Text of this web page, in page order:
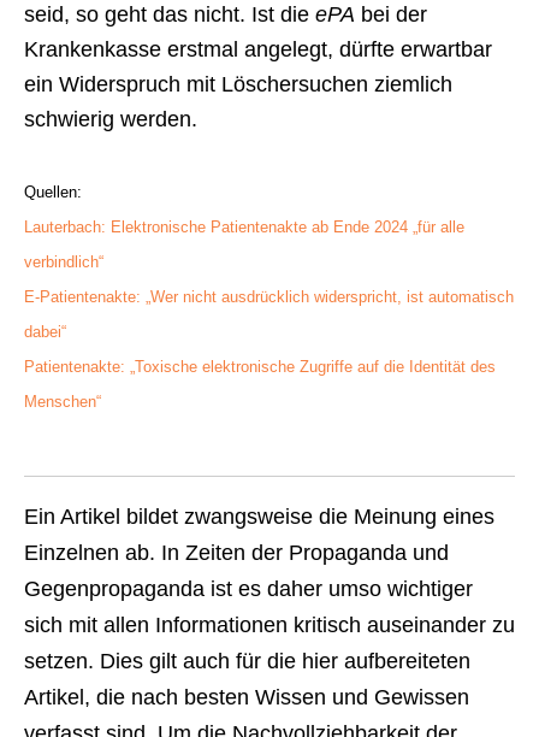
seid, so geht das nicht. Ist die ePA bei der
Krankenkasse erstmal angelegt, dürfte erwartbar
ein Widerspruch mit Löschersuchen ziemlich
schwierig werden.
Quellen:
Lauterbach: Elektronische Patientenakte ab Ende 2024 „für alle
verbindlich“
E-Patientenakte: „Wer nicht ausdrücklich widerspricht, ist automatisch
dabei“
Patientenakte: „Toxische elektronische Zugriffe auf die Identität des
Menschen“
Ein Artikel bildet zwangsweise die Meinung eines
Einzelnen ab. In Zeiten der Propaganda und
Gegenpropaganda ist es daher umso wichtiger
sich mit allen Informationen kritisch auseinander zu
setzen. Dies gilt auch für die hier aufbereiteten
Artikel, die nach besten Wissen und Gewissen